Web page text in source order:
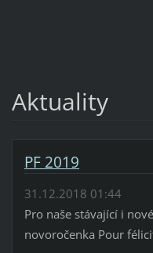
Aktuality
PF 2019
31.12.2018 01:44
Pro naše stávající i
novoročenka Pour